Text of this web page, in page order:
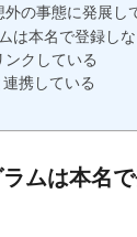
の事態に発展し
は本名で登録し
クしている
携している
ムは本名